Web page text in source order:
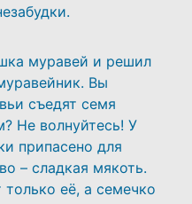
муравей и решил
Вы
съедят семя
Не волнуйтесь! У
припасено для
– сладкая мякоть.
её, а семечко